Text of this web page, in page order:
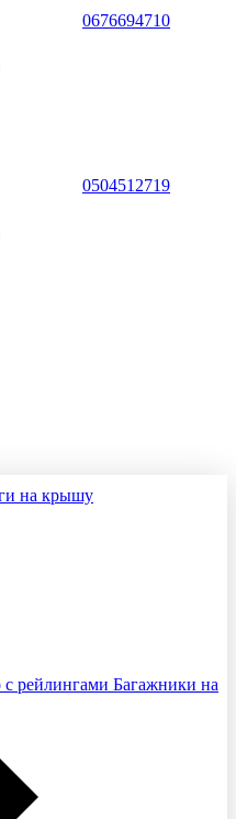
0676694710
0504512719
на крышу
Багажники на